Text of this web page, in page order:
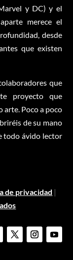
y DC) y el
merece el
desde
que existen
que
proyecto que
Poco a poco
de su mano
todo ávido lector
de privacidad |